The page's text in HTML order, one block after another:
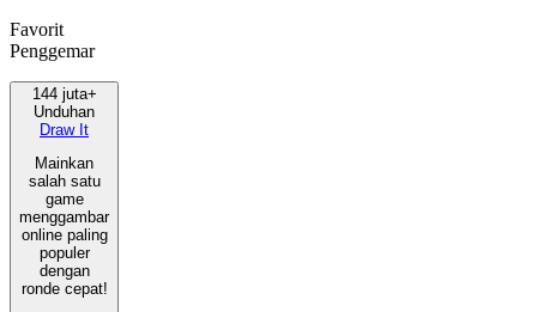
Favorit
Penggemar
144 juta+
Unduhan
Draw It
Mainkan
salah satu
game
menggambar
online paling
populer
dengan
ronde cepat!